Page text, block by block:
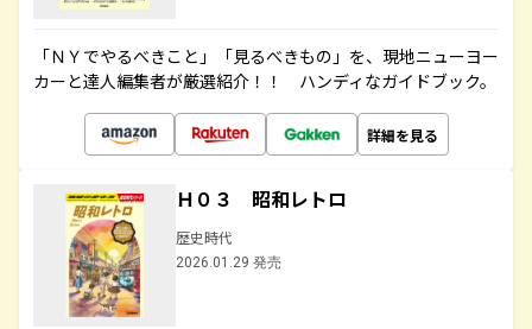
「ＮＹでやるべきこと」「見るべきもの」を、現地ニューヨー
カーと達人編集者が厳選紹介！！ ハンディなガイドブック。
詳細を見る
Ｈ０３ 昭和レトロ
歴史時代
2026.01.29 発売